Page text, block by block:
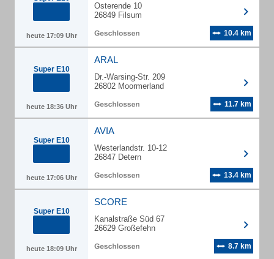
heute 17:09 Uhr
Osterende 10
26849 Filsum
10.4 km
Super E10
heute 18:36 Uhr
ARAL
Dr.-Warsing-Str. 209
26802 Moormerland
11.7 km
Super E10
heute 17:06 Uhr
AVIA
Westerlandstr. 10-12
26847 Detern
13.4 km
Super E10
heute 18:09 Uhr
SCORE
Kanalstraße Süd 67
26629 Großefehn
8.7 km